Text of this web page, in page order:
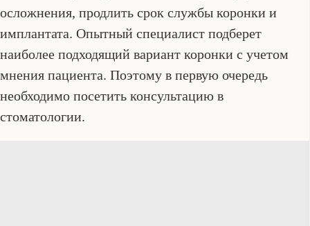
осложнения, продлить срок службы коронки и
имплантата. Опытный специалист подберет
наиболее подходящий вариант коронки с учетом
мнения пациента. Поэтому в первую очередь
необходимо посетить консультацию в
стоматологии.